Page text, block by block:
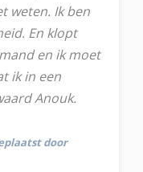
weten. Ik ben
En klopt
en ik moet
ik in een
Anouk.
door